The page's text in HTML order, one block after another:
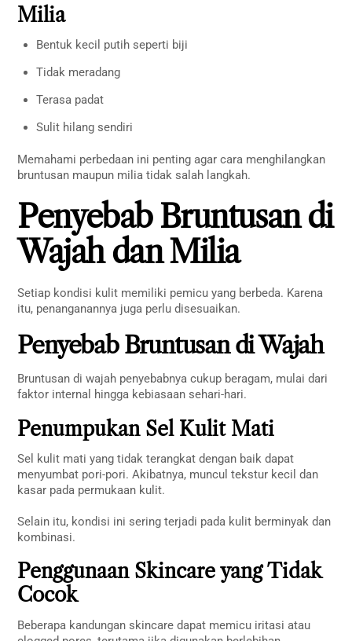
Milia
Bentuk kecil putih seperti biji
Tidak meradang
Terasa padat
Sulit hilang sendiri
Memahami perbedaan ini penting agar cara menghilangkan
bruntusan maupun milia tidak salah langkah.
Penyebab Bruntusan di
Wajah dan Milia
Setiap kondisi kulit memiliki pemicu yang berbeda. Karena
itu, penanganannya juga perlu disesuaikan.
Penyebab Bruntusan di Wajah
Bruntusan di wajah penyebabnya cukup beragam, mulai dari
faktor internal hingga kebiasaan sehari-hari.
Penumpukan Sel Kulit Mati
Sel kulit mati yang tidak terangkat dengan baik dapat
menyumbat pori-pori. Akibatnya, muncul tekstur kecil dan
kasar pada permukaan kulit.
Selain itu, kondisi ini sering terjadi pada kulit berminyak dan
kombinasi.
Penggunaan Skincare yang Tidak
Cocok
Beberapa kandungan skincare dapat memicu iritasi atau